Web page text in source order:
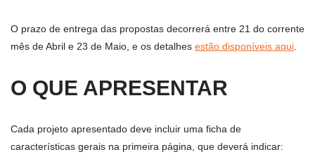
O prazo de entrega das propostas decorrerá entre 21 do corrente
mês de Abril e 23 de Maio, e os detalhes estão disponíveis aqui
O QUE APRESENTAR
Cada projeto apresentado deve incluir uma ficha de
características gerais na primeira página, que deverá indicar: